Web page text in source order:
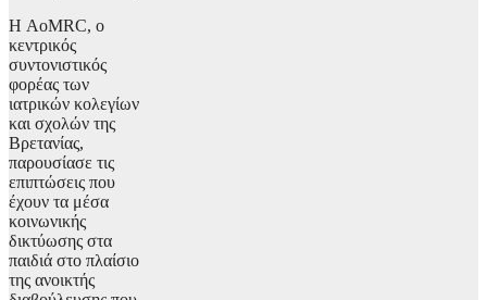
Η AoMRC, ο
κεντρικός
συντονιστικός
φορέας των
ιατρικών κολεγίων
και σχολών της
Βρετανίας,
παρουσίασε τις
επιπτώσεις που
έχουν τα μέσα
κοινωνικής
δικτύωσης στα
παιδιά στο πλαίσιο
της ανοικτής